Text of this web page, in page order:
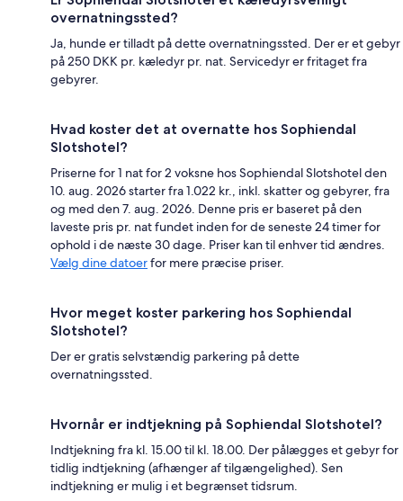
overnatningssted?
Ja, hunde er tilladt på dette overnatningssted. Der er et gebyr
på 250 DKK pr. kæledyr pr. nat. Servicedyr er fritaget fra
gebyrer.
Hvad koster det at overnatte hos Sophiendal
Slotshotel?
Priserne for 1 nat for 2 voksne hos Sophiendal Slotshotel den
10. aug. 2026 starter fra 1.022 kr., inkl. skatter og gebyrer, fra
og med den 7. aug. 2026. Denne pris er baseret på den
laveste pris pr. nat fundet inden for de seneste 24 timer for
ophold i de næste 30 dage. Priser kan til enhver tid ændres.
Vælg dine datoerfor mere præcise priser.
Hvor meget koster parkering hos Sophiendal
Slotshotel?
Der er gratis selvstændig parkering på dette
overnatningssted.
Hvornår er indtjekning på Sophiendal Slotshotel?
Indtjekning fra kl. 15.00 til kl. 18.00. Der pålægges et gebyr for
tidlig indtjekning (afhænger af tilgængelighed). Sen
indtjekning er mulig i et begrænset tidsrum.